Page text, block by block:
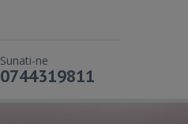
Sunati-ne
0744319811